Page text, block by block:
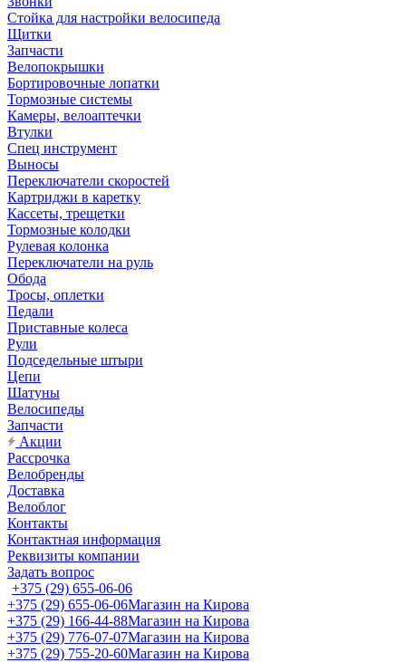
Стойка для настройки велосипеда
Щитки
Запчасти
Велопокрышки
Бортировочные лопатки
Тормозные системы
Камеры, велоаптечки
Втулки
Спец инструмент
Выносы
Переключатели скоростей
Картриджи в каретку
Кассеты, трещетки
Тормозные колодки
Рулевая колонка
Переключатели на руль
Обода
Тросы, оплетки
Педали
Приставные колеса
Рули
Подседельные штыри
Цепи
Шатуны
Велосипеды
Запчасти
Акции
Рассрочка
Велобренды
Доставка
Велоблог
Контакты
Контактная информация
Реквизиты компании
Задать вопрос
+375 (29) 655-06-06
+375 (29) 655-06-06Магазин на Кирова
+375 (29) 166-44-88Магазин на Кирова
+375 (29) 776-07-07Магазин на Кирова
+375 (29) 755-20-60Магазин на Кирова